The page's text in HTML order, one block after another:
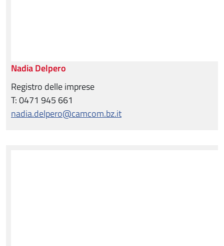
Nadia Delpero
Registro delle imprese
T: 0471 945 661
nadia.delpero@camcom.bz.it